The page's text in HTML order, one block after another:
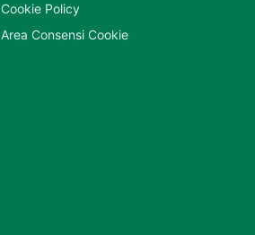
Cookie Policy
Area Consensi Cookie